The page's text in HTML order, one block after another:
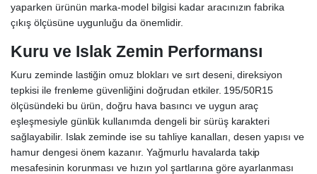
yaparken ürünün marka-model bilgisi kadar aracınızın fabrika
çıkış ölçüsüne uygunluğu da önemlidir.
Kuru ve Islak Zemin Performansı
Kuru zeminde lastiğin omuz blokları ve sırt deseni, direksiyon
tepkisi ile frenleme güvenliğini doğrudan etkiler. 195/50R15
ölçüsündeki bu ürün, doğru hava basıncı ve uygun araç
eşleşmesiyle günlük kullanımda dengeli bir sürüş karakteri
sağlayabilir. Islak zeminde ise su tahliye kanalları, desen yapısı ve
hamur dengesi önem kazanır. Yağmurlu havalarda takip
mesafesinin korunması ve hızın yol şartlarına göre ayarlanması